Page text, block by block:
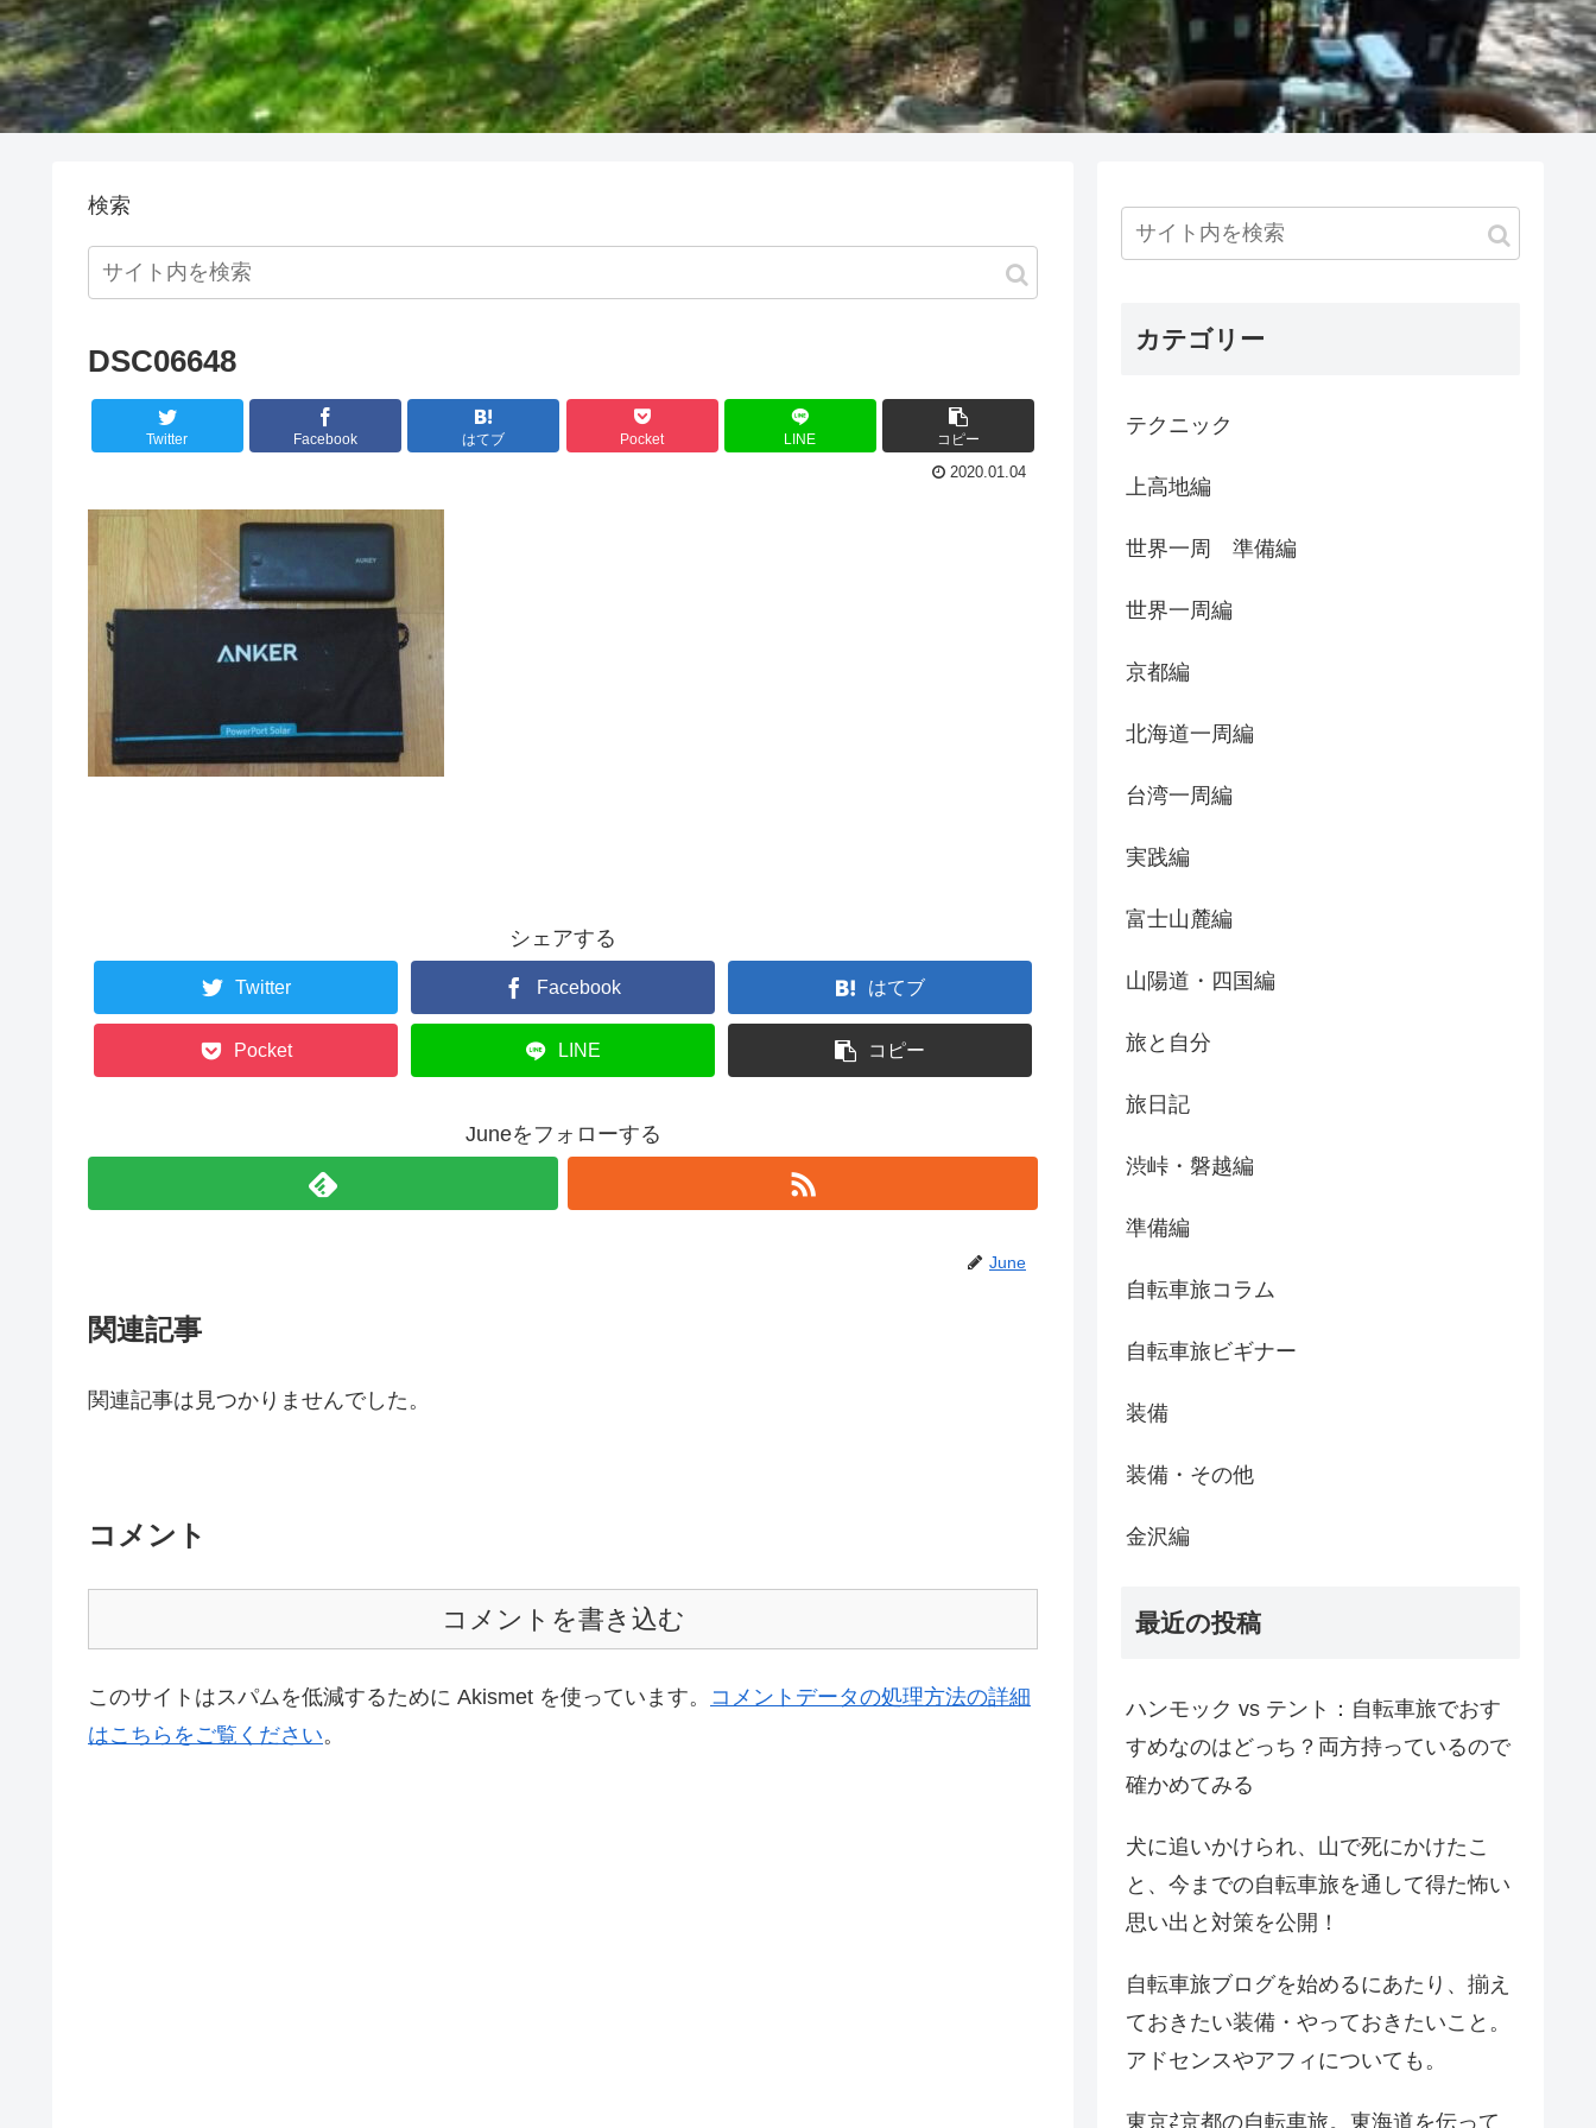
検索
DSC06648
Twitter Facebook はてブ Pocket LINE コピー
2020.01.04
シェアする
Twitter Facebook はてブ
Pocket LINE コピー
Juneをフォローする
June
関連記事
関連記事は見つかりませんでした。
コメント
コメントを書き込む
このサイトはスパムを低減するために Akismet を使っています。 コメントデータの処理方法の詳細
はこちらをご覧ください。
カテゴリー
テクニック
上高地編
世界一周 準備編
世界一周編
京都編
北海道一周編
台湾一周編
実践編
富士山麓編
山陽道・四国編
旅と自分
旅日記
渋峠・磐越編
準備編
自転車旅コラム
自転車旅ビギナー
装備
装備・その他
金沢編
最近の投稿
ハンモック vs テント：自転車旅でおす
すめなのはどっち？両方持っているので
確かめてみる
犬に追いかけられ、山で死にかけたこ
と、今までの自転車旅を通して得た怖い
思い出と対策を公開！
自転車旅ブログを始めるにあたり、揃え
ておきたい装備・やっておきたいこと。
アドセンスやアフィについても。
東京⇄京都の自転車旅。東海道を伝って